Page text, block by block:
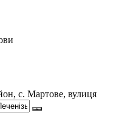
с. Мартове, вулиця